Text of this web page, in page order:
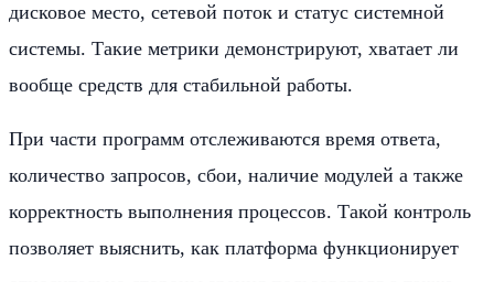
дисковое место, сетевой поток и статус системной
системы. Такие метрики демонстрируют, хватает ли
вообще средств для стабильной работы.
При части программ отслеживаются время ответа,
количество запросов, сбои, наличие модулей а также
корректность выполнения процессов. Такой контроль
позволяет выяснить, как платформа функционирует